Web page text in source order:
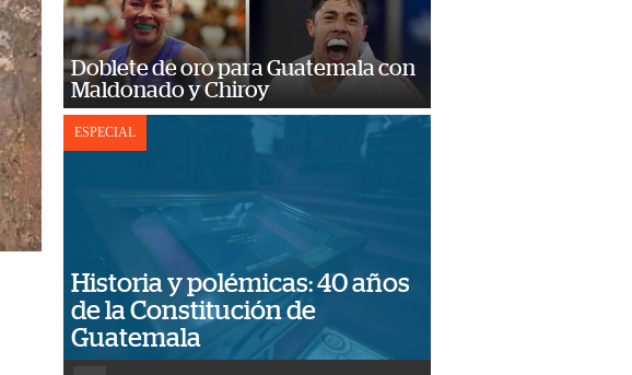
Doblete de oro para Guatemala con
Maldonado y Chiroy
ESPECIAL
Historia y polémicas: 40 años
de la Constitución de
Guatemala